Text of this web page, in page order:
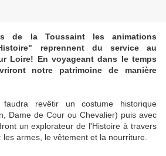
de la Toussaint les animations
reprennent du service au
Loire! En voyageant dans le temps
notre patrimoine de manière
revêtir un costume historique
Dame de Cour ou Chevalier) puis avec
un explorateur de l'Histoire à travers
armes, le vêtement et la nourriture.